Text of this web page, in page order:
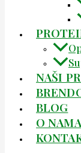
NAŠI
BLOG
O NAMA